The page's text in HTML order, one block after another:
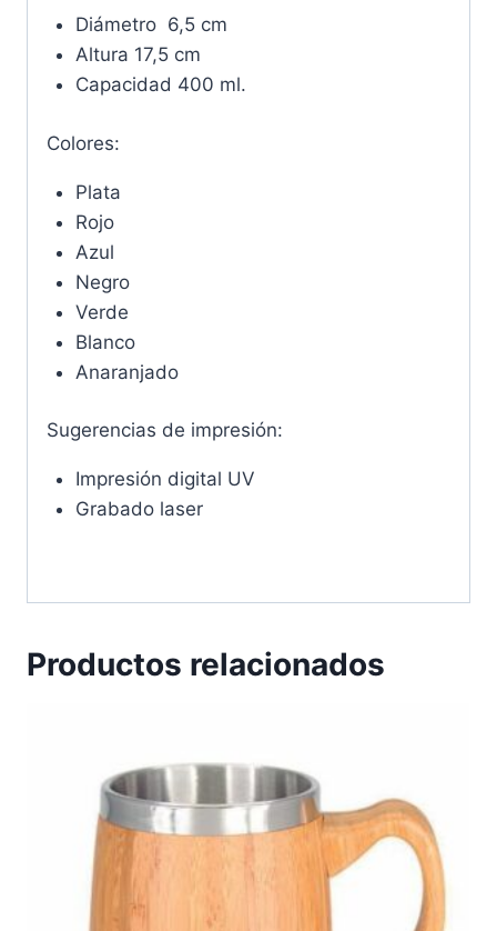
Diámetro 6,5 cm
Altura 17,5 cm
Capacidad 400 ml.
Colores:
Plata
Rojo
Azul
Negro
Verde
Blanco
Anaranjado
Sugerencias de impresión:
Impresión digital UV
Grabado laser
Productos relacionados